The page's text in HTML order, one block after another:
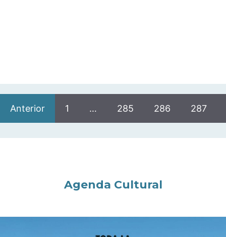
Anterior 1 … 285 286 287
Agenda Cultural